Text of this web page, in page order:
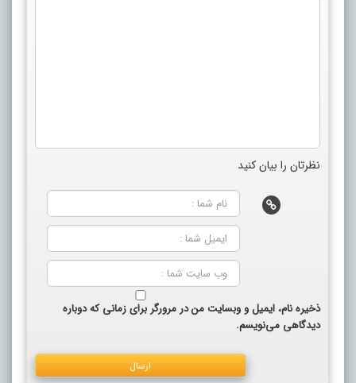
نظرتان را بیان کنید
ذخیره نام، ایمیل و وبسایت من در مرورگر برای زمانی که دوباره
دیدگاهی می‌نویسم.